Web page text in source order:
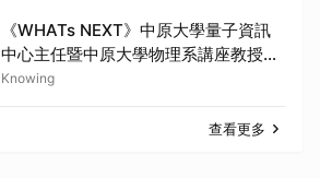
《WHATs NEXT》中原大學量子資訊
中心主任暨中原大學物理系講座教授張
慶瑞：Q-day的countdown現在已經
Knowing
查看更多